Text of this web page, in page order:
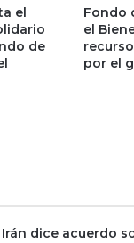
el
de
Fondo
el
por el
Irán dice acuerdo